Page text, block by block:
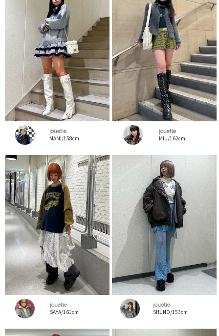
jouetie
MAMI/158cm
jouetie
MIU/162cm
jouetie
SAYA/161cm
jouetie
SHUNO/153cm